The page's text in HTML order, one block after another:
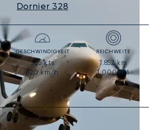
Dornier 328
GESCHWINDIGKEIT
335kts
620km/h
REICHWEITE
1.852km
1.000NM